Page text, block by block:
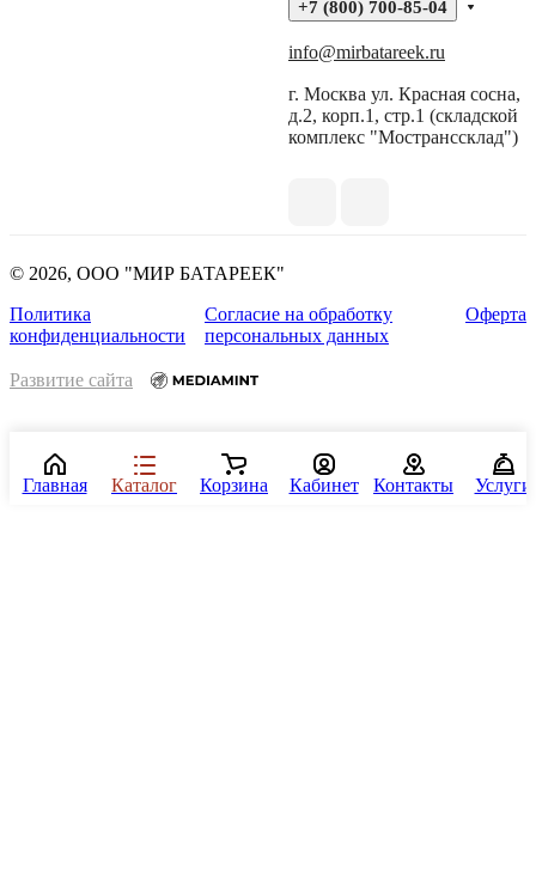
+7 (800) 700-85-04
info@mirbatareek.ru
г. Москва ул. Красная сосна,
д.2, корп.1, стр.1 (складской
комплекс "Мостранссклад")
© 2026, ООО "МИР БАТАРЕЕК"
Политика
конфиденциальности
Согласие на обработку
персональных данных
Оферта
Развитие сайта
Главная Каталог Корзина Кабинет Контакты Услуги